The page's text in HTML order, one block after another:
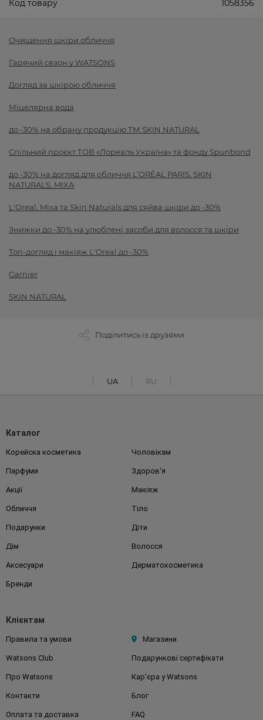
Код товару 1058356
Очищення шкіри обличчя
Гарячий сезон у WATSONS
Догляд за шкірою обличчя
Міцелярна вода
до -30% на обрану продукцію ТМ SKIN NATURAL
Спільний проєкт ТОВ «Лореаль Україна» та фонду Spunbond
до -30% на догляд для обличчя L’ORÉAL PARIS, SKIN
NATURALS, MIXA
L'Oreal, Mixa та Skin Naturals для сяйва шкіри до -30%
Знижки до -30% на улюблені засоби для волосся та шкіри
Топ-догляд і макіяж L'Oreal до -30%
Garnier
SKIN NATURAL
Поділитись із друзями
UA RU
Каталог
Корейска косметика Чоловікам
Парфуми Здоров'я
Акції Макіяж
Обличчя Тіло
Подарунки Діти
Дім Волосся
Аксесуари Дерматокосметика
Бренди
Клієнтам
Правила та умови Магазини
Watsons Club Подарункові сертифікати
Про Watsons Кар'єра у Watsons
Контакти Блог
Оплата та доставка FAQ